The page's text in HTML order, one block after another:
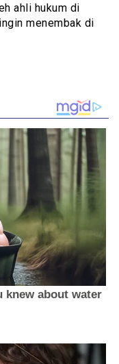
ahli hukum di
menembak di